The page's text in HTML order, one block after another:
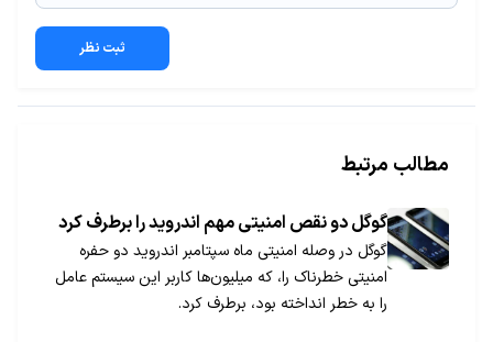
ثبت نظر
مطالب مرتبط
گوگل دو نقص امنیتی مهم اندروید را برطرف کرد
گوگل در وصله امنیتی ماه سپتامبر اندروید دو حفره
امنیتی خطرناک را، که میلیون‌ها کاربر این سیستم عامل
را به خطر انداخته بود، برطرف کرد.